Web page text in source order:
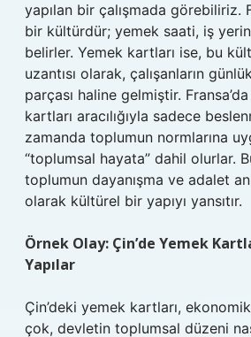
yapılan bir çalışmada görebiliriz.
bir kültürdür; yemek saati, iş
belirler. Yemek kartları ise, bu
uzantısı olarak, çalışanların
parçası haline gelmiştir.
kartları aracılığıyla sadece
zamanda toplumun normlarına
“toplumsal hayata” dahil olurlar.
toplumun dayanışma ve adalet
olarak kültürel bir yapıyı yansıtır.
Örnek Olay: Çin’de Yemek
Yapılar
Çin’deki yemek kartları,
çok, devletin toplumsal düzeni